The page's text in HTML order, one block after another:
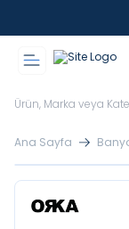
Ana Sayfa